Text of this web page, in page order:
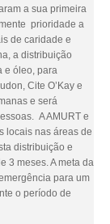
a sua primeira
prioridade a
de caridade e
a distribuição
e óleo, para
Cite O’Kay e
e será
A AMURT e
locais nas áreas de
distribuição e
3 meses. A meta da
para um
o período de